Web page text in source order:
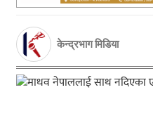
केन्द्रभाग मिडिया